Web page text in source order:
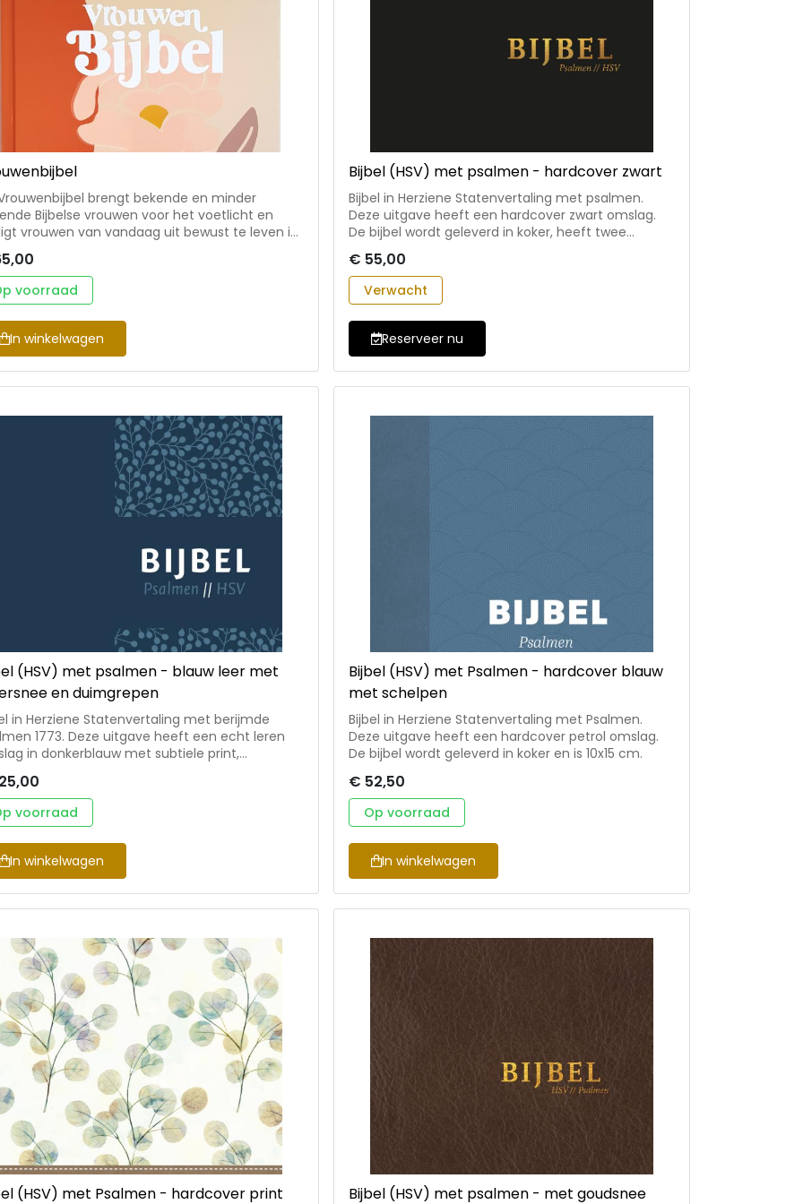
brengt bekende en minder
Bijbelse vrouwen voor het voetlicht en
vrouwen van vandaag uit bewust te leven in
de relatie die God met ons heeft en onze
relaties. Er is ruimte voor emoties,
blijdschap en waardering. • Verbinding
Bijbel en dagelijks leven • Aandacht voor
vrouwen • Eye-openers over je relatie met
• Eye-openers over je relatie met anderen •
thema’s, inleidingen, meditaties, biografieën,
waardevol is het, juist in een tijd
en vluchtig zijn, dat een Bijbeluitgave je helpt
even stil te staan bij wat je leest, de link naar je
leven te leggen, en door de Bijbeltekst heen
op God te richten.' – Hanneke Schaap-
hoofdredacteur HSV Vrouwenbijbel
voorraad
In winkelwagen
Bijbel (HSV) met psalmen - hardcover zwart
Bijbel in Herziene Statenvertaling met psalmen.
Deze uitgave heeft een hardcover zwart omslag.
De bijbel wordt geleverd in koker, heeft twee
€ 55,00
Verwacht
Reserveer nu
(HSV) met psalmen - blauw leer met
en duimgrepen
in Herziene Statenvertaling met berijmde
1773. Deze uitgave heeft een echt leren
in donkerblauw met subtiele print,
editie. De Bijbel wordt geleverd in
koker, heeft twee leeslinten en is
cm.
voorraad
In winkelwagen
Bijbel (HSV) met Psalmen - hardcover blauw
met schelpen
Bijbel in Herziene Statenvertaling met Psalmen.
Deze uitgave heeft een hardcover petrol omslag.
De bijbel wordt geleverd in koker en is 10x15 cm.
€ 52,50
Op voorraad
In winkelwagen
(HSV) met Psalmen - hardcover print Bijbel (HSV) met psalmen - met goudsnee